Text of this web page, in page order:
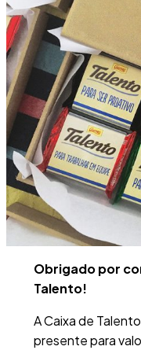
Obrigado por
Talento!
A Caixa de
presente para